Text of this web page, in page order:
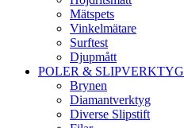
Mätspets
Vinkelmätare
Surftest
Djupmått
POLER & SLIPVERKTYG
Brynen
Diamantverktyg
Diverse Slipstift